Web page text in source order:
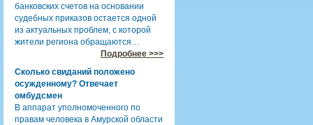
банковских счетов на основании
судебных приказов остается одной
из актуальных проблем, с которой
жители региона обращаются…
Подробнее >>>
Сколько свиданий положено
осужденному? Отвечает
омбудсмен
В аппарат уполномоченного по
правам человека в Амурской области